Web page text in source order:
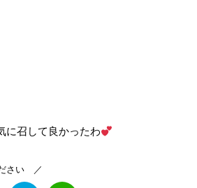
に召して良かったわ
さい ／